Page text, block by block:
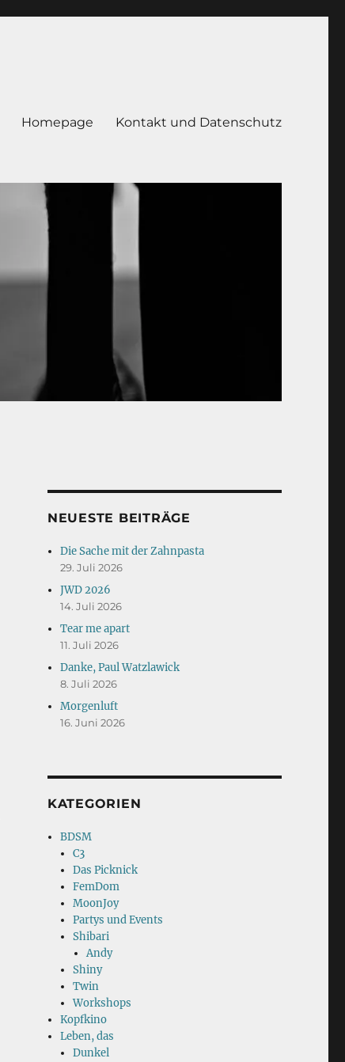
Homepage Kontakt und Datenschutz
NEUESTE BEITRÄGE
Die Sache mit der Zahnpasta
29. Juli 2026
JWD 2026
14. Juli 2026
Tear me apart
11. Juli 2026
Danke, Paul Watzlawick
8. Juli 2026
Morgenluft
16. Juni 2026
KATEGORIEN
BDSM
C3
Das Picknick
FemDom
MoonJoy
Partys und Events
Shibari
Andy
Shiny
Twin
Workshops
Kopfkino
Leben, das
Dunkel